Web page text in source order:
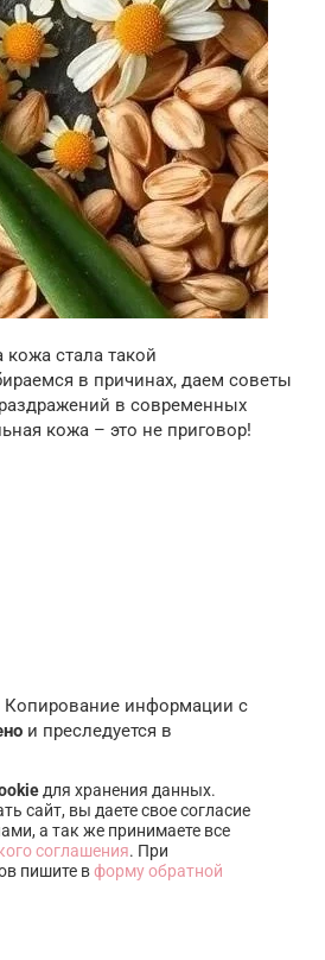
стала такой
в причинах, даем советы
в современных
кожа – это не приговор!
информации с
и преследуется в
для хранения данных.
сайт, вы даете свое согласие
а так же принимаете все
соглашения. При
пишите вформу обратной